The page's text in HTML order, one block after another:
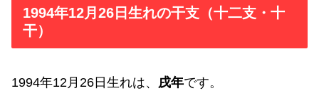
1994年12月26日生れの干支（十二支・十
干）
1994年12月26日生れは、 戌年です。